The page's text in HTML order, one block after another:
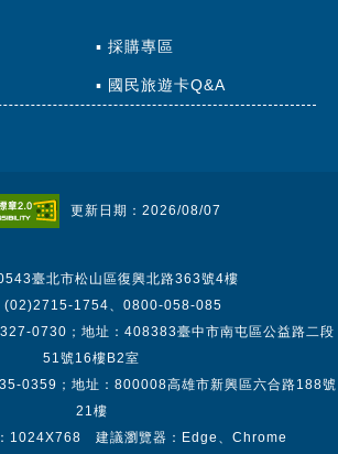
採購專區
國民旅遊卡Q&A
更新日期：2026/08/07
臺北市松山區復興北路363號4樓
(02)2715-1754、0800-058-085
0730；地址：408383臺中市南屯區公益路二段
51號16樓B2室
0359；地址：800008高雄市新興區六合路188號
21樓
1024X768 建議瀏覽器：Edge、Chrome